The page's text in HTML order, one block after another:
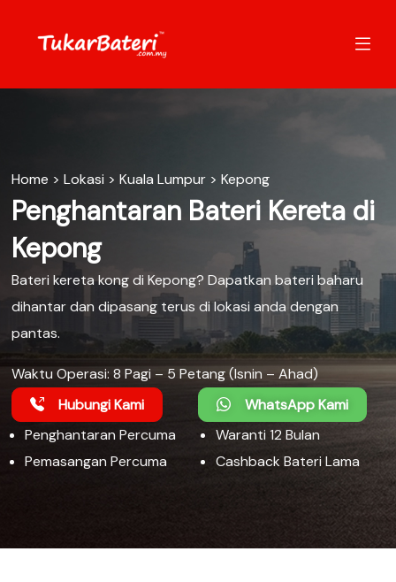
Home > Lokasi > Kuala Lumpur > Kepong
Penghantaran Bateri Kereta di
Kepong
Bateri kereta kong di Kepong? Dapatkan bateri baharu
dihantar dan dipasang terus di lokasi anda dengan
pantas.
Waktu Operasi: 8 Pagi – 5 Petang (Isnin – Ahad)
Hubungi Kami
WhatsApp Kami
Penghantaran Percuma
Pemasangan Percuma
Waranti 12 Bulan
Cashback Bateri Lama